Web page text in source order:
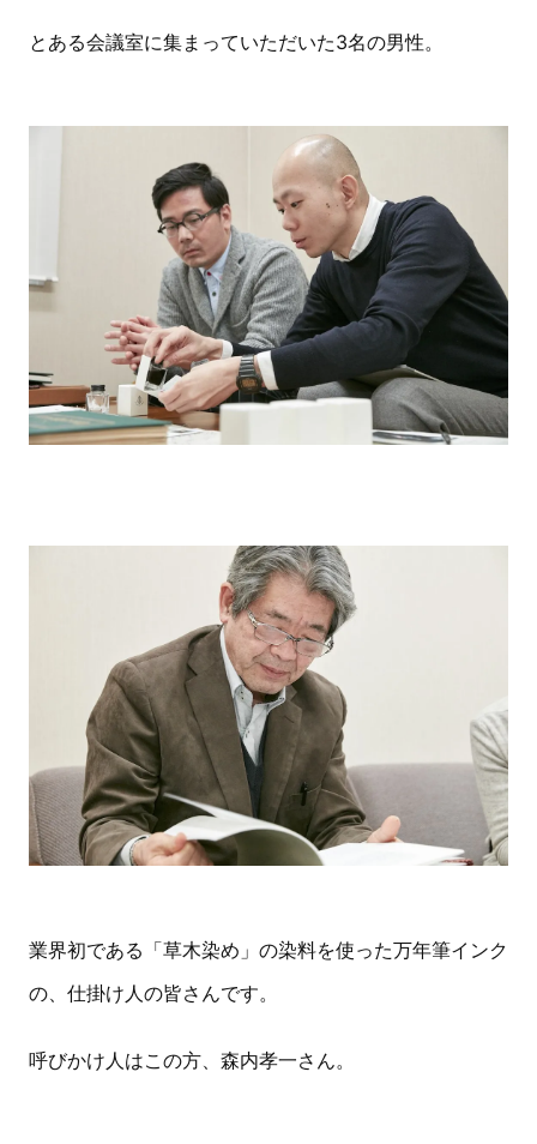
とある会議室に集まっていただいた3名の男性。
業界初である「草木染め」の染料を使った万年筆インク
の、仕掛け人の皆さんです。
呼びかけ人はこの方、森内孝一さん。